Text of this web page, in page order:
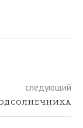
следующий